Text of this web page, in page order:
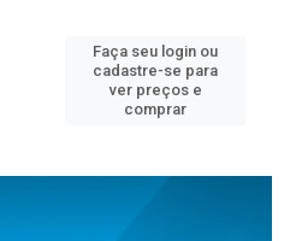
Faça seu login ou
cadastre-se para
ver preços e
comprar